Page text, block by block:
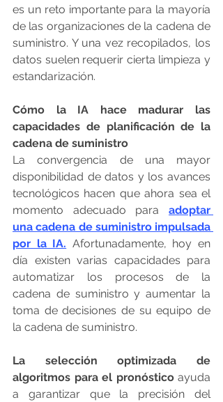
es un reto importante para la mayoría
de las organizaciones de la cadena de
suministro. Y una vez recopilados, los
datos suelen requerir cierta limpieza y
estandarización.
Cómo la IA hace madurar las
capacidades de planificación de la
cadena de suministro
La convergencia de una mayor
disponibilidad de datos y los avances
tecnológicos hacen que ahora sea el
momento adecuado para adoptar
una cadena de suministro impulsada
por la IA. Afortunadamente, hoy en
día existen varias capacidades para
automatizar los procesos de la
cadena de suministro y aumentar la
toma de decisiones de su equipo de
la cadena de suministro.
La selección optimizada de
algoritmos para el pronóstico ayuda
a garantizar que la precisión del